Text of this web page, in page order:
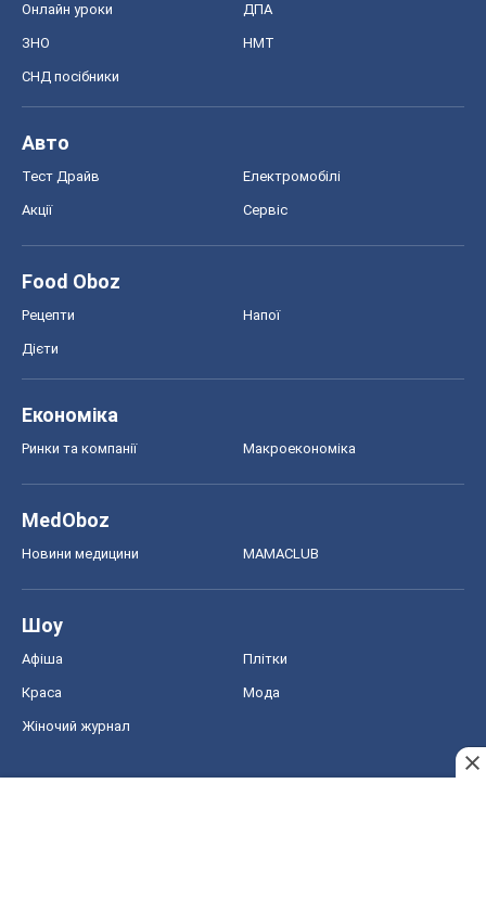
Онлайн уроки ДПА
ЗНО НМТ
СНД посібники
Авто
Тест Драйв Електромобілі
Акції Сервіс
Food Oboz
Рецепти Напої
Дієти
Економіка
Ринки та компанії Макроекономіка
MedOboz
Новини медицини MAMACLUB
Шоу
Афіша Плітки
Краса Мода
Жіночий журнал